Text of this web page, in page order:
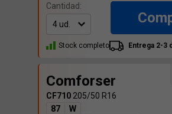
Cantidad:
Stock completo Entrega 2-3
Comforser
CF710 205/50 R16
87
W